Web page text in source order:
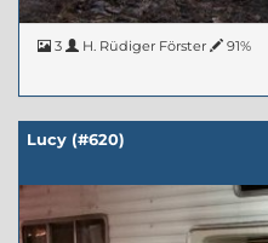
3 H. Rüdiger Förster 91%
Lucy (#620)